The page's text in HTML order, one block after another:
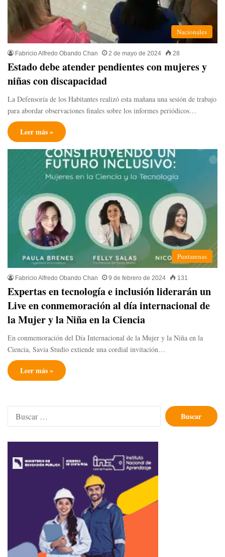
Nacionales
Fabricio Alfredo Obando Chan 2 de mayo de 2024 28
Estado debe atender pendientes con mujeres y
niñas con discapacidad
La Defensoría de los Habitantes realizó esta mañana una sesión de trabajo
para abordar observaciones finales sobre los informes periódicos…
Leer más »
Puntarenas
Fabricio Alfredo Obando Chan 9 de febrero de 2024 131
Expertas en tecnología e inclusión liderarán un
Live en conmemoración al día internacional de
la Mujer y la Niña en la Ciencia
En conmemoración del Día Internacional de la Mujer y la Niña en la
Ciencia, Savia Studio extiende una cordial invitación…
Leer más »
Buscar: